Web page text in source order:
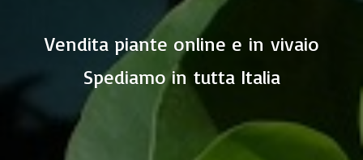
Vendita piante online e in vivaio
Spediamo in tutta Italia